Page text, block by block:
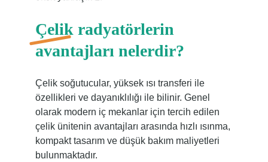
Çelik radyatörlerin
avantajları nelerdir?
Çelik soğutucular, yüksek ısı transferi ile
özellikleri ve dayanıklılığı ile bilinir. Genel
olarak modern iç mekanlar için tercih edilen
çelik ünitenin avantajları arasında hızlı ısınma,
kompakt tasarım ve düşük bakım maliyetleri
bulunmaktadır.